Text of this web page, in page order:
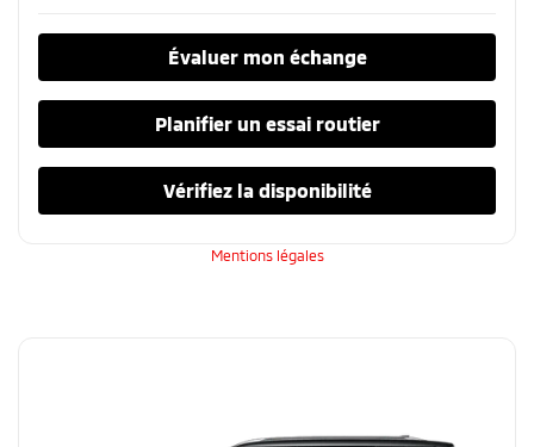
Évaluer mon échange
Planifier un essai routier
Vérifiez la disponibilité
Mentions légales